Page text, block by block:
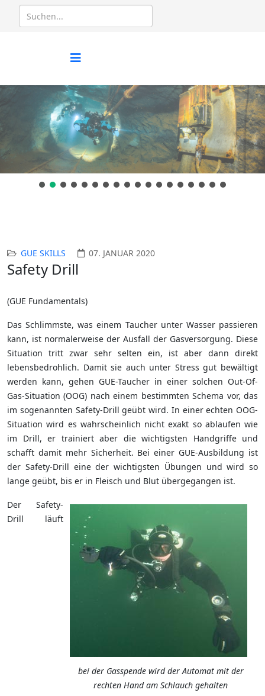
GUE SKILLS 07. JANUAR 2020
Safety Drill
(GUE Fundamentals)
Das Schlimmste, was einem Taucher unter Wasser passieren
kann, ist normalerweise der Ausfall der Gasversorgung. Diese
Situation tritt zwar sehr selten ein, ist aber dann direkt
lebensbedrohlich. Damit sie auch unter Stress gut bewältigt
werden kann, gehen GUE-Taucher in einer solchen Out-Of-
Gas-Situation (OOG) nach einem bestimmten Schema vor, das
im sogenannten Safety-Drill geübt wird. In einer echten OOG-
Situation wird es wahrscheinlich nicht exakt so ablaufen wie
im Drill, er trainiert aber die wichtigsten Handgriffe und
schafft damit mehr Sicherheit. Bei einer GUE-Ausbildung ist
der Safety-Drill eine der wichtigsten Übungen und wird so
lange geübt, bis er in Fleisch und Blut übergegangen ist.
bei der Gasspende wird der Automat mit der
rechten Hand am Schlauch gehalten
Der Safety-
Drill läuft